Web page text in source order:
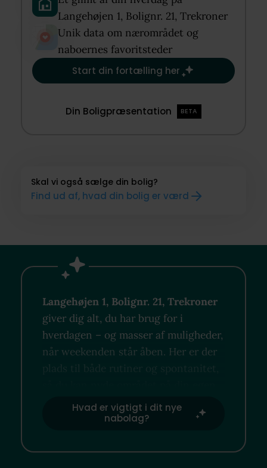
Langehøjen 1, Bolignr. 21, Trekroner​
Unik data om nærområdet og
naboernes favoritsteder​
Start din fortælling her
Din Boligpræsentation BETA
Skal vi også sælge din bolig?
Find ud af, hvad din bolig er værd
Langehøjen 1, Bolignr. 21, Trekroner
giver dig alt, du har brug for i
hverdagen – og masser af muligheder,
når weekenden står åben. Her er der
plads til både rutiner og spontanitet,
Hvad er vigtigt i dit nye
nabolag?